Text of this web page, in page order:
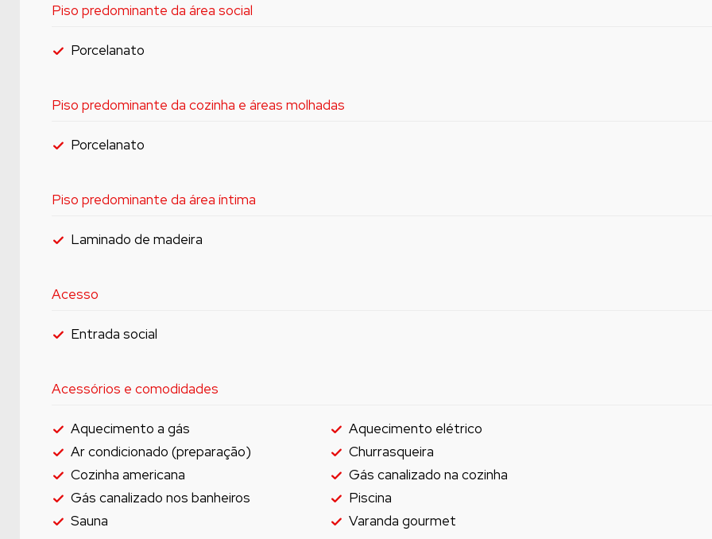
Piso predominante da área social
Porcelanato
Piso predominante da cozinha e áreas molhadas
Porcelanato
Piso predominante da área íntima
Laminado de madeira
Acesso
Entrada social
Acessórios e comodidades
Aquecimento a gás
Aquecimento elétrico
Ar condicionado (preparação)
Churrasqueira
Cozinha americana
Gás canalizado na cozinha
Gás canalizado nos banheiros
Piscina
Sauna
Varanda gourmet